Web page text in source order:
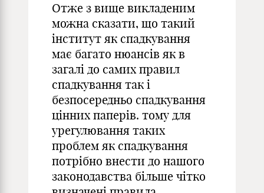
Отже з вище викладеним
можна сказати, що такий
інститут як спадкування
має багато нюансів як в
загалі до самих правил
спадкування так і
безпосередньо спадкування
цінних паперів. тому для
урегулювання таких
проблем як спадкування
потрібно внести до нашого
законодавства більше чітко